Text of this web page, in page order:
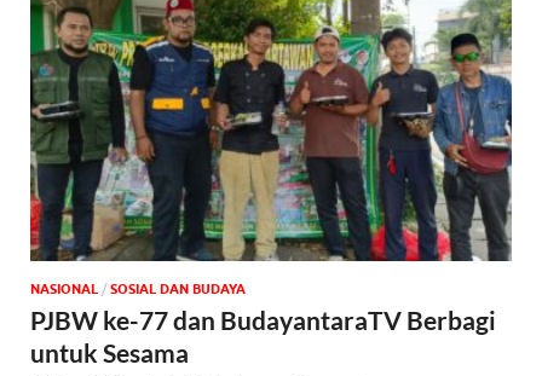
NASIONAL / SOSIAL DAN BUDAYA
PJBW ke-77 dan BudayantaraTV Berbagi
untuk Sesama